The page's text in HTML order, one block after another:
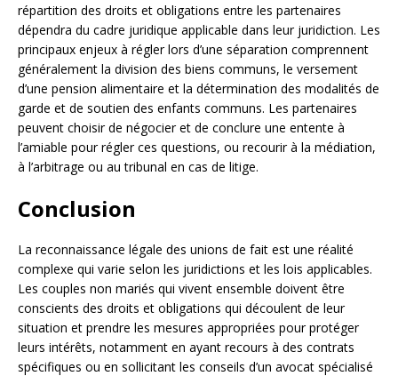
répartition des droits et obligations entre les partenaires
dépendra du cadre juridique applicable dans leur juridiction. Les
principaux enjeux à régler lors d’une séparation comprennent
généralement la division des biens communs, le versement
d’une pension alimentaire et la détermination des modalités de
garde et de soutien des enfants communs. Les partenaires
peuvent choisir de négocier et de conclure une entente à
l’amiable pour régler ces questions, ou recourir à la médiation,
à l’arbitrage ou au tribunal en cas de litige.
Conclusion
La reconnaissance légale des unions de fait est une réalité
complexe qui varie selon les juridictions et les lois applicables.
Les couples non mariés qui vivent ensemble doivent être
conscients des droits et obligations qui découlent de leur
situation et prendre les mesures appropriées pour protéger
leurs intérêts, notamment en ayant recours à des contrats
spécifiques ou en sollicitant les conseils d’un avocat spécialisé